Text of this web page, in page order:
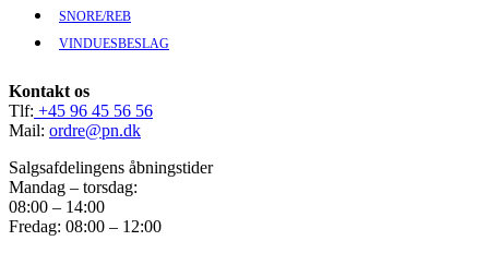
SNORE/REB
VINDUESBESLAG
Kontakt os
Tlf: +45 96 45 56 56
Mail: ordre@pn.dk
Salgsafdelingens åbningstider
Mandag – torsdag:
08:00 – 14:00
Fredag: 08:00 – 12:00